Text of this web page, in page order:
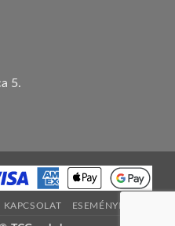
5.
KAPCSOLAT ESEMÉNYNAPTÁR